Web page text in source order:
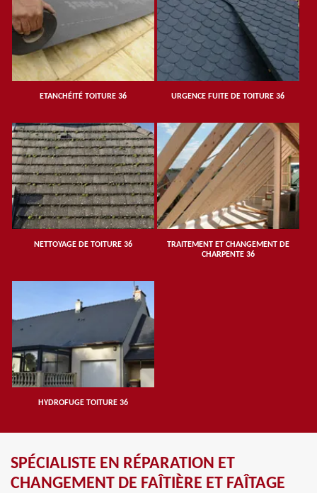
ETANCHÉITÉ TOITURE 36 URGENCE FUITE DE TOITURE 36
NETTOYAGE DE TOITURE 36
TRAITEMENT ET CHANGEMENT DE
CHARPENTE 36
HYDROFUGE TOITURE 36
SPÉCIALISTE EN RÉPARATION ET
CHANGEMENT DE FAÎTIÈRE ET FAÎTAGE